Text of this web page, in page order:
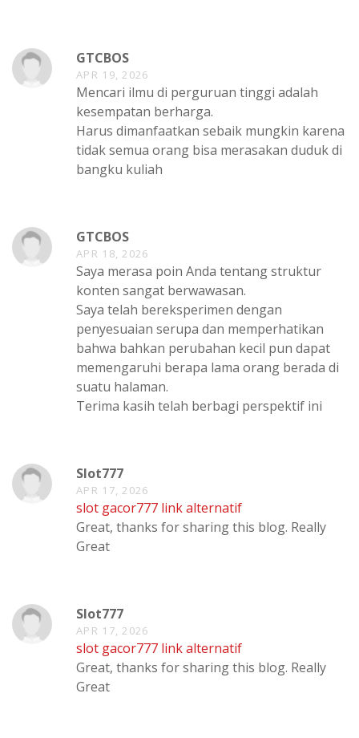
GTCBOS
APR 19, 2026
Mencari ilmu di perguruan tinggi adalah
kesempatan berharga.
Harus dimanfaatkan sebaik mungkin karena
tidak semua orang bisa merasakan duduk di
bangku kuliah
GTCBOS
APR 18, 2026
Saya merasa poin Anda tentang struktur
konten sangat berwawasan.
Saya telah bereksperimen dengan
penyesuaian serupa dan memperhatikan
bahwa bahkan perubahan kecil pun dapat
memengaruhi berapa lama orang berada di
suatu halaman.
Terima kasih telah berbagi perspektif ini
Slot777
APR 17, 2026
slot gacor777 link alternatif
Great, thanks for sharing this blog. Really
Great
Slot777
APR 17, 2026
slot gacor777 link alternatif
Great, thanks for sharing this blog. Really
Great